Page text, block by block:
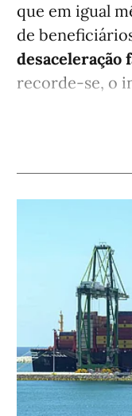
que em igual
de
desaceleração
recorde-se, o